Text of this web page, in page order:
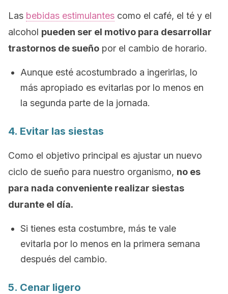
Las bebidas estimulantes como el café, el té y el
alcohol pueden ser el motivo para desarrollar
trastornos de sueño por el cambio de horario.
Aunque esté acostumbrado a ingerirlas, lo
más apropiado es evitarlas por lo menos en
la segunda parte de la jornada.
4. Evitar las siestas
Como el objetivo principal es ajustar un nuevo
ciclo de sueño para nuestro organismo, no es
para nada conveniente realizar siestas
durante el día.
Si tienes esta costumbre, más te vale
evitarla por lo menos en la primera semana
después del cambio.
5. Cenar ligero